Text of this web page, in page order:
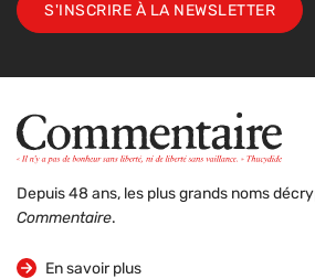
S'INSCRIRE À LA NEWSLETTER
Depuis 48 ans, les plus grands noms
Commentaire.
En savoir plus
sur la revue